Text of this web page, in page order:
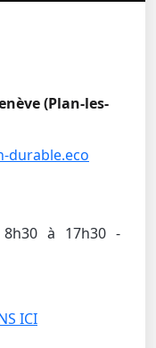
(Plan-les-
durable.eco
à 17h30 -
ICI